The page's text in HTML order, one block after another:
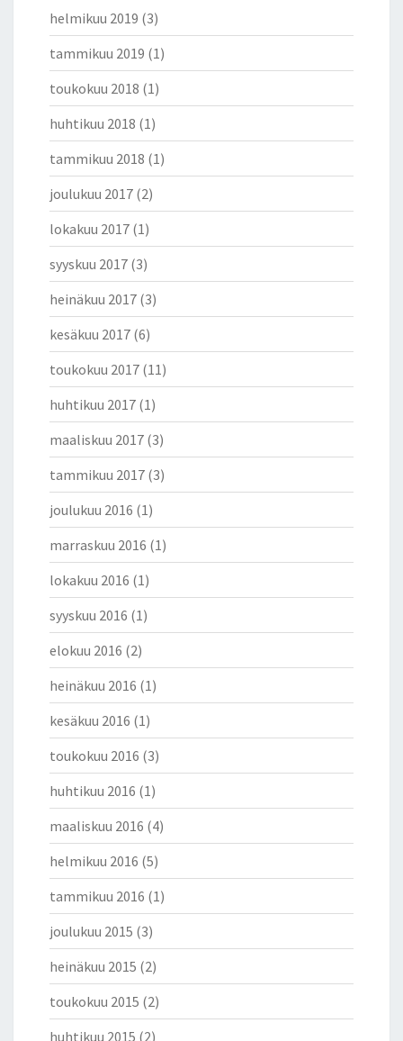
helmikuu 2019 (3)
tammikuu 2019 (1)
toukokuu 2018 (1)
huhtikuu 2018 (1)
tammikuu 2018 (1)
joulukuu 2017 (2)
lokakuu 2017 (1)
syyskuu 2017 (3)
heinäkuu 2017 (3)
kesäkuu 2017 (6)
toukokuu 2017 (11)
huhtikuu 2017 (1)
maaliskuu 2017 (3)
tammikuu 2017 (3)
joulukuu 2016 (1)
marraskuu 2016 (1)
lokakuu 2016 (1)
syyskuu 2016 (1)
elokuu 2016 (2)
heinäkuu 2016 (1)
kesäkuu 2016 (1)
toukokuu 2016 (3)
huhtikuu 2016 (1)
maaliskuu 2016 (4)
helmikuu 2016 (5)
tammikuu 2016 (1)
joulukuu 2015 (3)
heinäkuu 2015 (2)
toukokuu 2015 (2)
huhtikuu 2015 (2)